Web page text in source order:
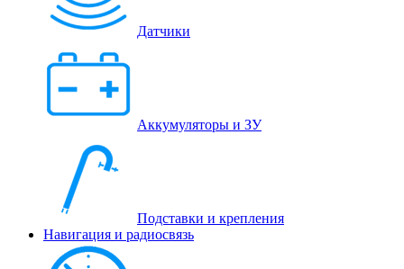
Датчики
Аккумуляторы и ЗУ
Подставки и крепления
Навигация и радиосвязь